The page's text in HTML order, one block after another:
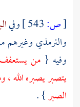
[ص: وفي
والترمذي
وفيه {من يستعفف
يتصبر يصبره الله
الصبر} .